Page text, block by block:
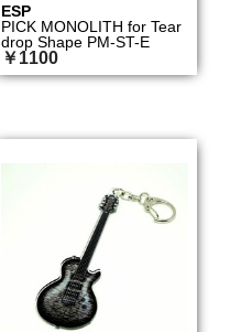
ESP
PICK MONOLITH for Tear
drop Shape PM-ST-E
￥1100